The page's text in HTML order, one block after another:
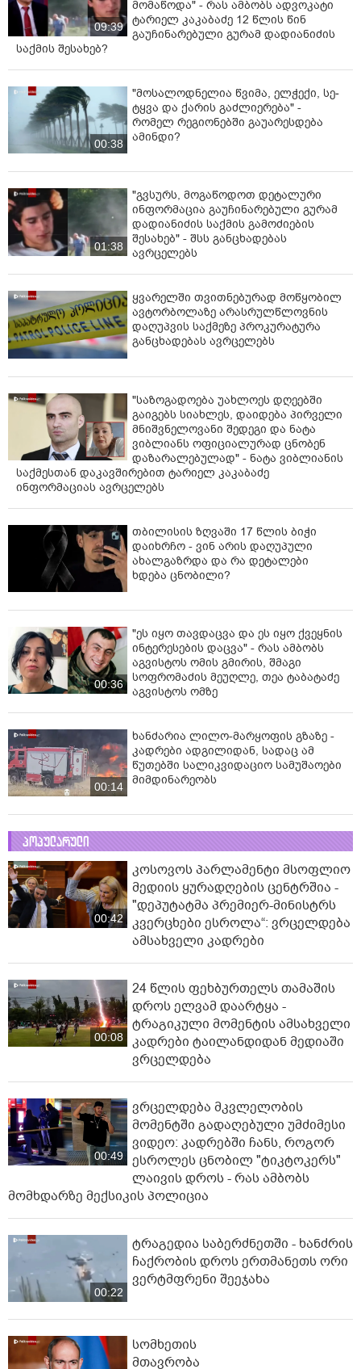
09:39
მომაწოდა" - რას ამბობს ადვოკატი
ტარიელ კაკაბაძე 12 წლის წინ
გაუჩინარებული გურამ დადიანიძის
საქმის შესახებ?
00:38
"მოსალოდნელია წვიმა, ელ­ჭე­ქი, სე­
ტყვა და ქა­რის გაძ­ლი­ე­რე­ბა" -
რომელ რეგიონებში გაუარესდება
ამინდი?
01:38
"გვსურს, მოგაწოდოთ დეტალური
ინფორმაცია გაუჩინარებული გურამ
დადიანიძის საქმის გამოძიების
შესახებ" - შსს განცხადებას
ავრცელებს
ყვარელში თვითნებურად მოწყობილ
ავტორბოლაზე არასრულწლოვნის
დაღუპვის საქმეზე პროკურატურა
განცხადებას ავრცელებს
"საზოგადოება უახლოეს დღეებში
გაიგებს სიახლეს, დაიდება პირველი
მნიშვნელოვანი შედეგი და ნატა
ვიბლიანს ოფიციალურად ცნობენ
დაზარალებულად" - ნატა ვიბლიანის
საქმესთან დაკავშირებით ტარიელ კაკაბაძე
ინფორმაციას ავრცელებს
თბილისის ზღვაში 17 წლის ბიჭი
დაიხრჩო - ვინ არის დაღუპული
ახალგაზრდა და რა დეტალები
ხდება ცნობილი?
00:36
"ეს იყო თავდაცვა და ეს იყო ქვეყნის
ინტერესების დაცვა" - რას ამბობს
აგვისტოს ომის გმირის, შმაგი
სოფრომაძის მეუღლე, თეა ტაბატაძე
აგვისტოს ომზე
00:14
ხანძარია ლილო-მარყოფის გზაზე -
კადრები ადგილიდან, სადაც ამ
წუთებში სალიკვიდაციო სამუშაოები
მიმდინარეობს
პოპულარული
00:42
კოსოვოს პარლამენტი მსოფლიო
მედიის ყურადღების ცენტრშია -
"დეპუტატმა პრემიერ-მინისტრს
კვერცხები ესროლა“: ვრცელდება
ამსახველი კადრები
00:08
24 წლის ფეხბურთელს თამაშის
დროს ელვამ დაარტყა -
ტრაგიკული მომენტის ამსახველი
კადრები ტაილანდიდან მედიაში
ვრცელდება
00:49
ვრცელდება მკვლელობის
მომენტში გადაღებული უმძიმესი
ვიდეო: კადრებში ჩანს, როგორ
ესროლეს ცნობილ "ტიკტოკერს"
ლაივის დროს - რას ამბობს
მომხდარზე მექსიკის პოლიცია
00:22
ტრაგედია საბერძნეთში - ხანძრის
ჩაქრობის დროს ერთმანეთს ორი
ვერტმფრენი შეეჯახა
სომხეთის
მთავრობა